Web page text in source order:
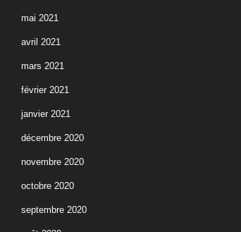
mai 2021
avril 2021
mars 2021
février 2021
janvier 2021
décembre 2020
novembre 2020
octobre 2020
septembre 2020